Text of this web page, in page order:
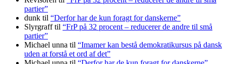
partier”
dunk til “Derfor har de kun foragt for danskerne”
Slyrgrafftil “FrP på 32 procent – reducerer de andre til små
partier”
Michael unna til “Imamer kan bestå demokratikursus på dansk
uden at forstå et ord af det”